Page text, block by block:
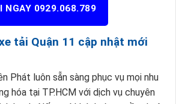
NGAY 0929.068.789
tải Quận 11 cập nhật mới
Phát luôn sẵn sàng phục vụ mọi nhu
hóa tại TP.HCM với dịch vụ chuyên